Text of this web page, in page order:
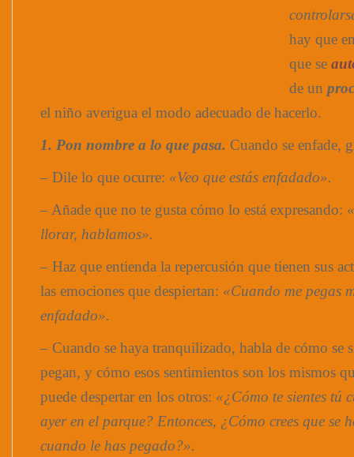
hay que
que se
de un
el niño averigua el modo adecuado de hacerlo.
1. Pon nombre a lo que pasa. Cuando se enfade,
– Dile lo que ocurre: «Veo que estás enfadado».
– Añade que no te gusta cómo lo está expresando:
llorar, hablamos».
– Haz que entienda la repercusión que tienen sus
las emociones que despiertan: «Cuando me pegas
enfadado».
– Cuando se haya tranquilizado, habla de cómo se
pegan, y cómo esos sentimientos son los mismos
puede despertar en los otros: «¿Cómo te sientes tú
ayer en el parque? Entonces, ¿Cómo crees que se
cuando le has pegado?».